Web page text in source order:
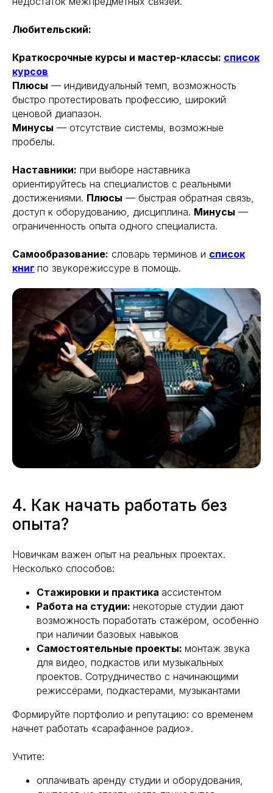
Любительский:
Краткосрочные курсы и мастер-классы: список
курсов
Плюсы — индивидуальный темп, возможность
быстро протестировать профессию, широкий
ценовой диапазон.
Минусы — отсутствие системы, возможные
пробелы.
Наставники: при выборе наставника
ориентируйтесь на специалистов с реальными
достижениями. Плюсы — быстрая обратная связь,
доступ к оборудованию, дисциплина. Минусы —
ограниченность опыта одного специалиста.
Самообразование: словарь терминов и список
книг по звукорежиссуре в помощь.
4. Как начать работать без
опыта?
Новичкам важен опыт на реальных проектах.
Несколько способов:
Стажировки и практика ассистентом
Работа на студии: некоторые студии дают
возможность поработать стажёром, особенно
при наличии базовых навыков
Самостоятельные проекты: монтаж звука
для видео, подкастов или музыкальных
проектов. Сотрудничество с начинающими
режиссёрами, подкастерами, музыкантами
Формируйте портфолио и репутацию: со временем
начнет работать «сарафанное радио».
Учтите:
оплачивать аренду студии и оборудования,